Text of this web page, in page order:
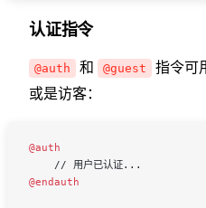
认证指令
@auth 和 @guest 指令可
或是访客：
@auth
    // 用户已认证...
@endauth